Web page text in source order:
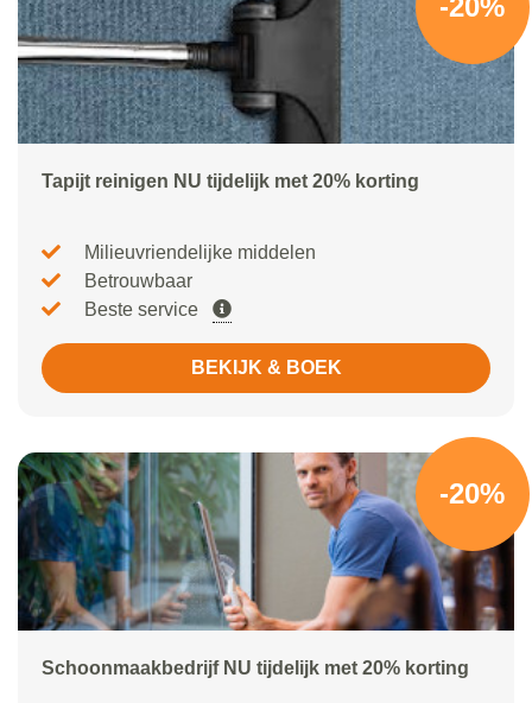
-20%
Tapijt reinigen NU tijdelijk met 20% korting
Milieuvriendelijke middelen
Betrouwbaar
Beste service
BEKIJK & BOEK
-20%
Schoonmaakbedrijf NU tijdelijk met 20% korting